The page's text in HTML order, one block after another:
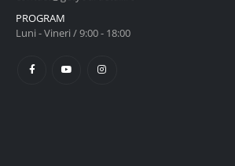
PROGRAM
Luni - Vineri / 9:00 - 18:00